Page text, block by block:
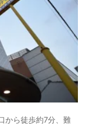
から徒歩約7分、難